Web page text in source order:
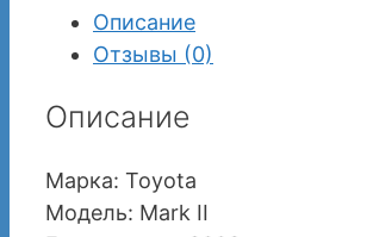
Описание
Отзывы (0)
Описание
Марка: Toyota
Модель: Mark II